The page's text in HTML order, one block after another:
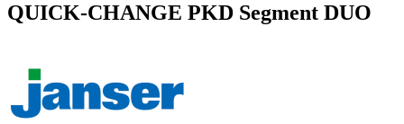
QUICK-CHANGE PKD Segment DUO